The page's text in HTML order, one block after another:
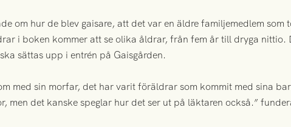
om hur de blev gaisare, att det var en äldre familjemedlem
i boken kommer att se olika åldrar, från fem år till dryga
sättas upp i entrén på Gaisgården.
med sin morfar, det har varit föräldrar som kommit med sina
men det kanske speglar hur det ser ut på läktaren också.”